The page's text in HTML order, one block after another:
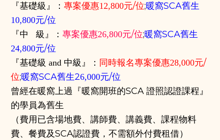
『基礎級』： 專案優惠12,800元/位;暖窩SCA舊生
10,800元/位
『中 級』： 專案優惠26,800元/位;暖窩SCA舊生
24,800元/位
『基礎級 and 中級』： 同時報名專案優惠28,000元/
位;暖窩SCA舊生26,000元/位
曾經在暖窩上過『暖窩開班的SCA 證照認證課程』
的學員為舊生
（費用已含場地費、講師費、講義費、課程物料
費、餐費及SCA認證費，不需額外付費租借）